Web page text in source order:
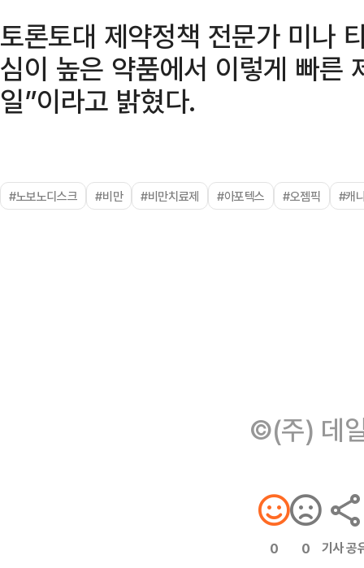
토론토대 제약정책 전문가 미나
심이 높은 약품에서 이렇게 빠른
일”이라고 밝혔다.
#노보노디스크 #비만 #비만치료제 #아포텍스 #오젬픽 #캐
©(주) 데
0 0 기사 공